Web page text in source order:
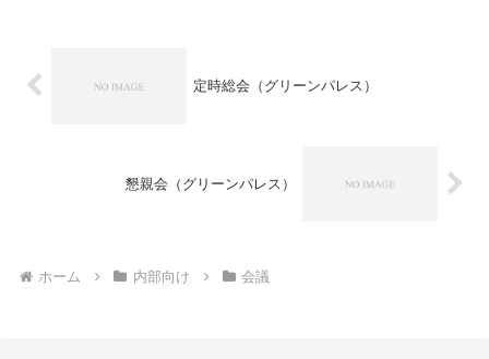
定時総会（グリーンパレス）
懇親会（グリーンパレス）
ホーム 内部向け 会議